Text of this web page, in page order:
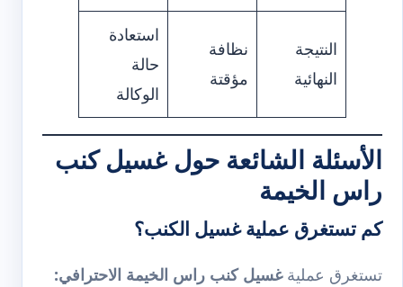
النتيجة
النهائية
نظافة
مؤقتة
استعادة
حالة
الوكالة
الأسئلة الشائعة حول غسيل كنب
راس الخيمة
كم تستغرق عملية غسيل الكنب؟
تستغرق عمليةغسيل كنب راس الخيمة الاحترافي: